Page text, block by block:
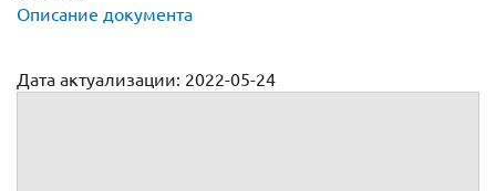
Описание документа
Дата актуализации: 2022-05-24